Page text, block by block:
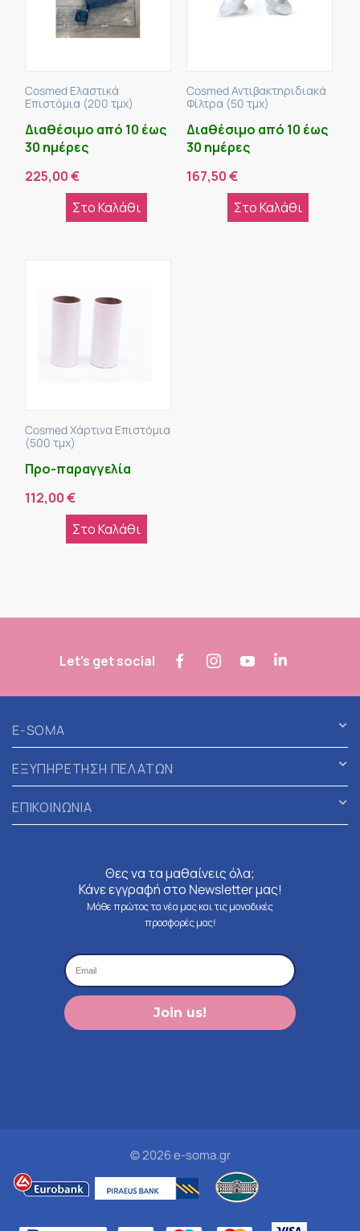
Cosmed Ελαστικά
Επιστόμια (200 τμχ)
Διαθέσιμο από 10 έως
30 ημέρες
225,00€
Στο Καλάθι
Cosmed Αντιβακτηριδιακά
Φίλτρα (50 τμχ)
Διαθέσιμο από 10 έως
30 ημέρες
167,50€
Στο Καλάθι
Cosmed Χάρτινα Επιστόμια
(500 τμχ)
Προ-παραγγελία
112,00€
Στο Καλάθι
Let's get social
E-SOMA
ΕΞΥΠΗΡΕΤΗΣΗ ΠΕΛΑΤΩΝ
ΕΠΙΚΟΙΝΩΝΙΑ
Θες να τα μαθαίνεις όλα;
Κάνε εγγραφή στο Newsletter μας!
Μάθε πρώτος τα νέα μας και τις μοναδικές
προσφορές μας!
Join us!
© 2026 e-soma.gr